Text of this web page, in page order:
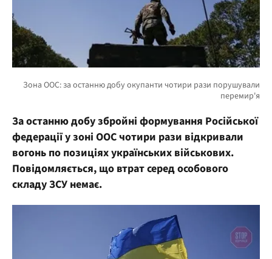
За останню добу збройні формування Російської
федерації у зоні ООС чотири рази відкривали
вогонь по позиціях українських військових.
Повідомляється, що втрат серед особового
складу ЗСУ немає.